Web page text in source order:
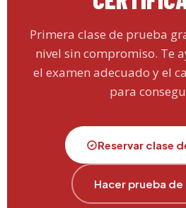
Primera clase de prueba
nivel sin compromiso. Te
el examen adecuado y el
para
Reservar clase
Hacer prueba